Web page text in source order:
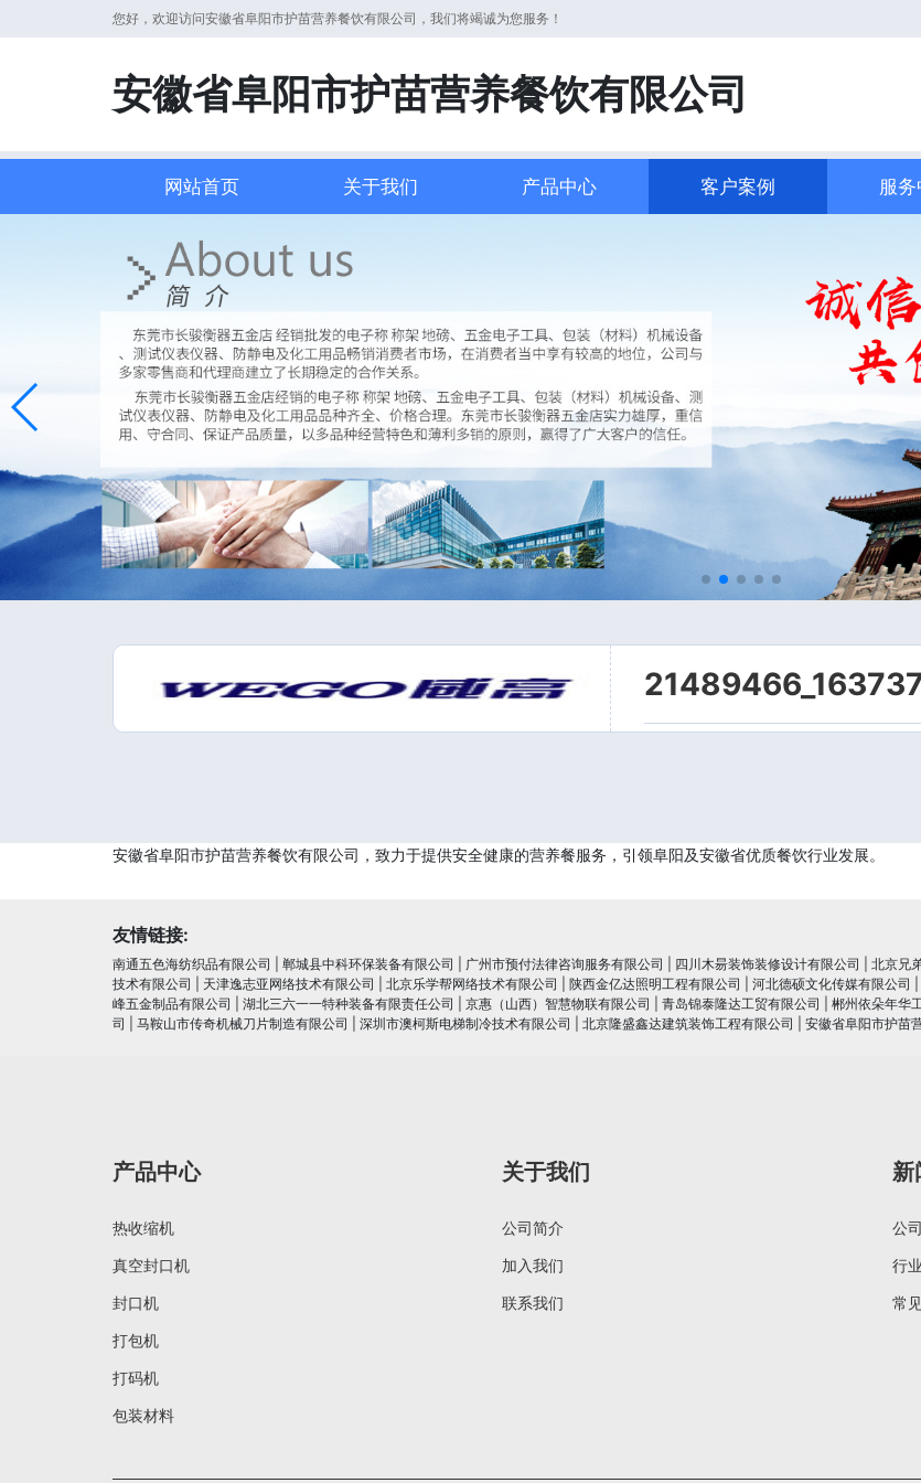
您好，欢迎访问安徽省阜阳市护苗营养餐饮有限公司，我们将竭诚为您服务！
安徽省阜阳市护苗营养餐饮有限公司
网站首页 关于我们 产品中心 客户案例 服
安徽省阜阳市护苗营养餐饮有限公司，致力于提供安全健康的营养餐服务，引领阜阳及安徽省优质餐饮行业发展。
友情链接:
南通五色海纺织品有限公司 郸城县中科环保装备有限公司 广州市预付法律咨询服务有限公司 四川木昜装饰装修设计有限公司 北京兄
技术有限公司
天津逸志亚网络技术有限公司 北京乐学帮网络技术有限公司 陕西金亿达照明工程有限公司 河北德硕文化传媒有限公司
峰五金制品有限公司
湖北三六一一特种装备有限责任公司 京惠（山西）智慧物联有限公司 青岛锦泰隆达工贸有限公司 郴州依朵年华
司
马鞍山市传奇机械刀片制造有限公司 深圳市澳柯斯电梯制冷技术有限公司 北京隆盛鑫达建筑装饰工程有限公司 安徽省阜阳市护苗
产品中心
热收缩机
真空封口机
封口机
打包机
打码机
包装材料
关于我们
公司简介
加入我们
联系我们
新
公
行
常